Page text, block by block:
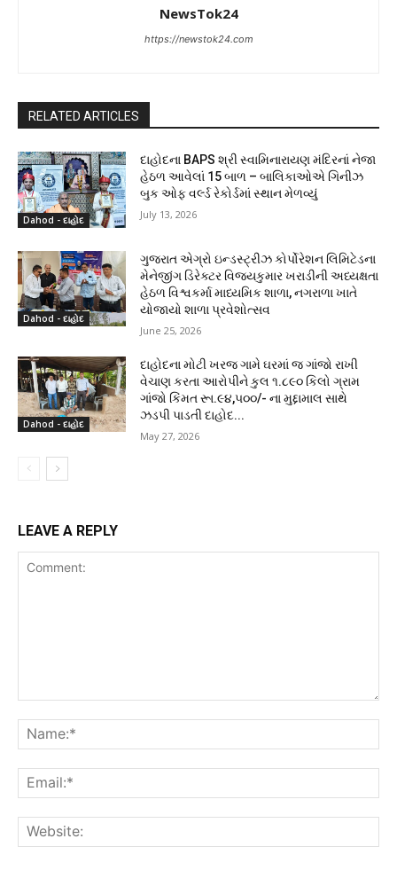
NewsTok24
https://newstok24.com
RELATED ARTICLES
Dahod - દાહોદ
દાહોદના BAPS શ્રી સ્વામિનારાયણ મંદિરનાં નેજા
હેઠળ આવેલાં 15 બાળ – બાલિકાઓએ ગિનીઝ
બુક ઓફ વર્લ્ડ રેકોર્ડમાં સ્થાન મેળવ્યું
July 13, 2026
Dahod - દાહોદ
ગુજરાત એગ્રો ઇન્ડસ્ટ્રીઝ કોર્પોરેશન લિમિટેડના
મેનેજીંગ ડિરેક્ટર વિજયકુમાર ખરાડીની અધ્યક્ષતા
હેઠળ વિશ્વકર્મા માધ્યમિક શાળા, નગરાળા ખાતે
યોજાયો શાળા પ્રવેશોત્સવ
June 25, 2026
Dahod - દાહોદ
દાહોદના મોટી ખરજ ગામે ઘરમાં જ ગાંજો રાખી
વેચાણ કરતા આરોપીને કુલ ૧.૮૯૦ કિલો ગ્રામ
ગાંજો કિંમત રૂા.૯૪,૫૦૦/- ના મુદ્દામાલ સાથે
ઝડપી પાડતી દાહોદ...
May 27, 2026
LEAVE A REPLY